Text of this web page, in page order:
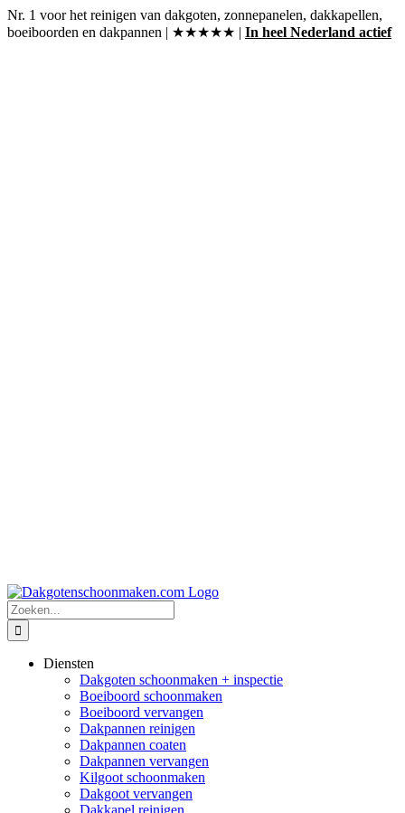
Ga
naar
Nr. 1 voor het reinigen van dakgoten, zonnepanelen, dakkapellen,
boeiboorden en dakpannen | ★★★★★ | In heel Nederland actief
Zoeken
naar:
Diensten
Dakgoten schoonmaken + inspectie
Boeiboord schoonmaken
Boeiboord vervangen
Dakpannen reinigen
Dakpannen coaten
Dakpannen vervangen
Kilgoot schoonmaken
Dakgoot vervangen
Dakkapel reinigen